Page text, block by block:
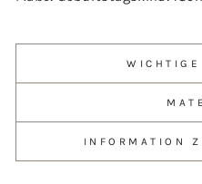
INFORMATION